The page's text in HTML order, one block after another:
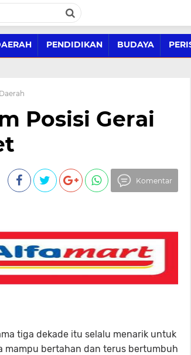
PENDIDIKAN BUDAYA
Posisi Gerai
Komentar
tiga dekade itu selalu menarik untuk
mampu bertahan dan terus bertumbuh